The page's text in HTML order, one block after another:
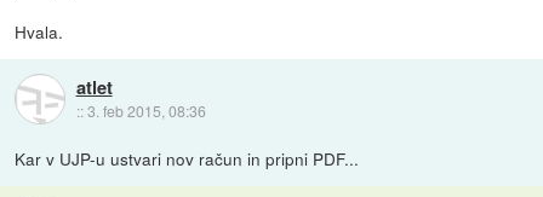
Hvala.
atlet
::3. feb 2015, 08:36
Kar v UJP-u ustvari nov račun in pripni PDF...